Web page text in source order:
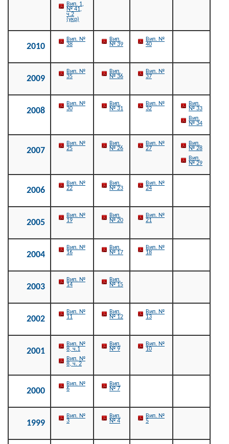
Вип. 1,
№ 41,
ч.2
(укр)
2010
Вип. №
38
Вип.
№ 39
Вип. №
40
2009
Вип. №
35
Вип.
№ 36
Вип. №
37
2008
Вип. №
30
Вип.
№ 31
Вип. №
32
Вип.
№ 33
Вип.
№ 34
2007
Вип. №
25
Вип.
№ 26
Вип. №
27
Вип.
№ 28
Вип.
№ 29
2006
Вип. №
22
Вип.
№ 23
Вип. №
24
2005
Вип. №
19
Вип.
№ 20
Вип. №
21
2004
Вип. №
16
Вип.
№ 17
Вип. №
18
2003
Вип. №
14
Вип.
№ 15
2002
Вип. №
11
Вип.
№ 12
Вип. №
13
2001
Вип. №
8, ч.1
Вип. №
8, ч. 2
Вип.
№ 9
Вип. №
10
2000
Вип. №
6
Вип.
№ 7
1999
Вип. №
3
Вип.
№ 4
Вип. №
5